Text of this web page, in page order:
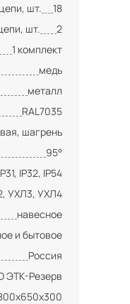
шт.
18
шт.
2
1 комплект
медь
металл
RAL7035
шагрень
95°
IP32, IP54
УХЛ3, УХЛ4
навесное
и бытовое
Россия
ЭТК-Резерв